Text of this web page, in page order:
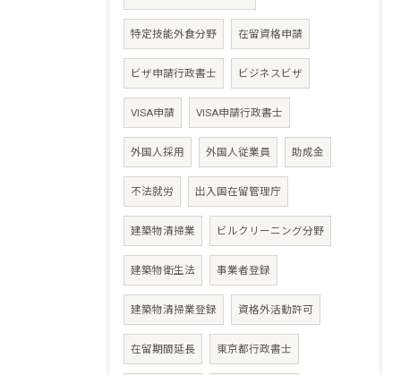
特定技能外食分野 在留資格申請
ビザ申請行政書士 ビジネスビザ
VISA申請 VISA申請行政書士
外国人採用 外国人従業員 助成金
不法就労 出入国在留管理庁
建築物清掃業 ビルクリーニング分野
建築物衛生法 事業者登録
建築物清掃業登録 資格外活動許可
在留期間延長 東京都行政書士